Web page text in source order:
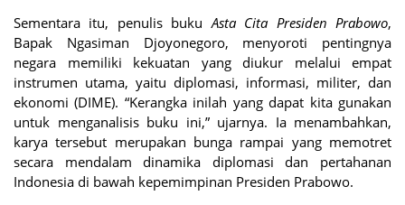
Sementara itu, penulis bukuAsta Cita Presiden Prabowo,
Bapak Ngasiman Djoyonegoro, menyoroti pentingnya
negara memiliki kekuatan yang diukur melalui empat
instrumen utama, yaitu diplomasi, informasi, militer, dan
ekonomi (DIME). “Kerangka inilah yang dapat kita gunakan
untuk menganalisis buku ini,” ujarnya. Ia menambahkan,
karya tersebut merupakan bunga rampai yang memotret
secara mendalam dinamika diplomasi dan pertahanan
Indonesia di bawah kepemimpinan Presiden Prabowo.